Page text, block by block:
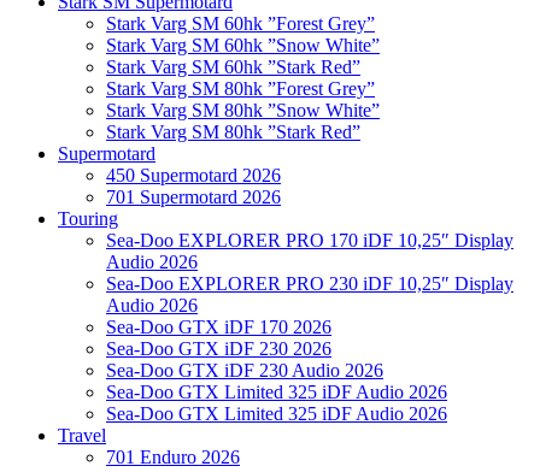
Stark Varg SM 60hk ”Forest Grey”
Stark Varg SM 60hk ”Snow White”
Stark Varg SM 60hk ”Stark Red”
Stark Varg SM 80hk ”Forest Grey”
Stark Varg SM 80hk ”Snow White”
Stark Varg SM 80hk ”Stark Red”
Supermotard
450 Supermotard 2026
701 Supermotard 2026
Touring
Sea-Doo EXPLORER PRO 170 iDF 10,25″ Display
Audio 2026
Sea-Doo EXPLORER PRO 230 iDF 10,25″ Display
Audio 2026
Sea-Doo GTX iDF 170 2026
Sea-Doo GTX iDF 230 2026
Sea-Doo GTX iDF 230 Audio 2026
Sea-Doo GTX Limited 325 iDF Audio 2026
Sea-Doo GTX Limited 325 iDF Audio 2026
Travel
701 Enduro 2026